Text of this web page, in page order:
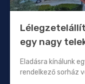
egy nagy
Eladásra kínálunk
rendelkező sorház